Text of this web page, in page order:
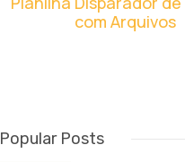
com Arquivos
Popular Posts